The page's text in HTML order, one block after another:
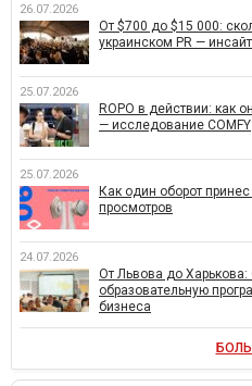
26.07.2026
От $700 до $15 000:
украинском PR —
25.07.2026
ROPO в действии: как
— исследование COMFY
25.07.2026
Как один оборот
просмотров
24.07.2026
От Львова до
образовательную
бизнеса